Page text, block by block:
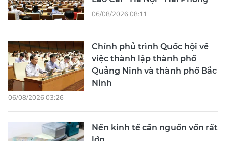
06/08/2026 08:11
Chính phủ trình Quốc hội về
việc thành lập thành phố
Quảng Ninh và thành phố Bắc
Ninh
06/08/2026 03:26
Nền kinh tế cần nguồn vốn rất